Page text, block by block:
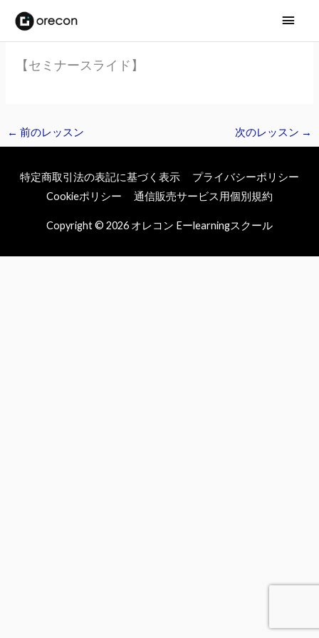
メ
イ
ニ
ー
【セミナースライド】
← 前のレッスン 次のレッスン →
特定商取引法の表記に基づく表示
プライバシーポリシー
Cookieポリシー
通信販売サービス用個別規約
Copyright © 2026 オレコン Eーlearningスクール